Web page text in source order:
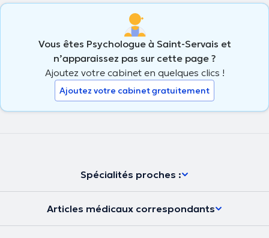
Vous êtes Psychologue à Saint-Servais et
n’apparaissez pas sur cette page ?
Ajoutez votre cabinet en quelques clics !
Ajoutez votre cabinet gratuitement
Spécialités proches :
Articles médicaux correspondants